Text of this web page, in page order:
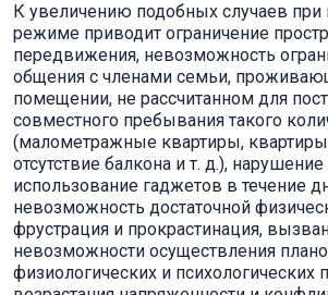
К увеличению подобных случаев
режиме приводит ограничение
передвижения, невозможность
общения с членами семьи,
помещении, не рассчитанном для
совместного пребывания такого
(малометражные квартиры,
отсутствие балкона и т. д.),
использование гаджетов в течение
невозможность достаточной
фрустрация и прокрастинация,
невозможности осуществления
физиологических и психологических